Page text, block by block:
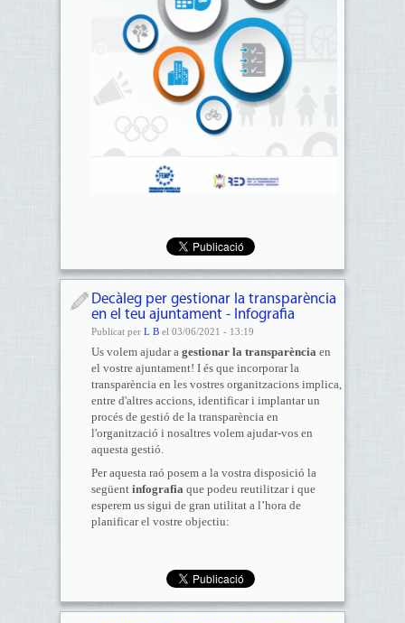
Decàleg per gestionar la transparència
en el teu ajuntament - Infografia
Publicat per L Bel 03/06/2021 - 13:19
Us volem ajudar a gestionar la transparènciaen
el vostre ajuntament! I és que incorporar la
transparència en les vostres organitzacions implica,
entre d'altres accions, identificar i implantar un
procés de gestió de la transparència en
l'organització i nosaltres volem ajudar-vos en
aquesta gestió.
Per aquesta raó posem a la vostra disposició la
següent infografia que podeu reutilitzar i que
esperem us sigui de gran utilitat a l’hora de
planificar el vostre objectiu: